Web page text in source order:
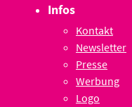
Infos
Kontakt
Newsletter
Presse
Werbung
Logo